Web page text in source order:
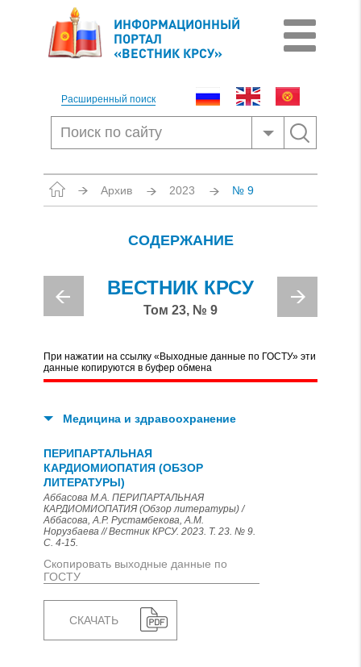
ИНФОРМАЦИОННЫЙ
ПОРТАЛ
«ВЕСТНИК КРСУ»
Расширенный поиск
Архив 2023 № 9
СОДЕРЖАНИЕ
ВЕСТНИК КРСУ
Том 23, № 9
При нажатии на ссылку «Выходные данные по ГОСТУ» эти
данные копируются в буфер обмена
Медицина и здравоохранение
ПЕРИПАРТАЛЬНАЯ
КАРДИОМИОПАТИЯ (ОБЗОР
ЛИТЕРАТУРЫ)
Аббасова М.А. ПЕРИПАРТАЛЬНАЯ
КАРДИОМИОПАТИЯ (Обзор литературы) /
Аббасова, А.Р. Рустамбекова, А.М.
Норузбаева // Вестник КРСУ. 2023. Т. 23. № 9.
С. 4-15.
Скопировать выходные данные по
ГОСТУ
СКАЧАТЬ